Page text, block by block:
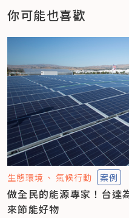
你可能也喜歡
生態環境 氣候行動 案例
做全民的能源專家！台達
來節能好物